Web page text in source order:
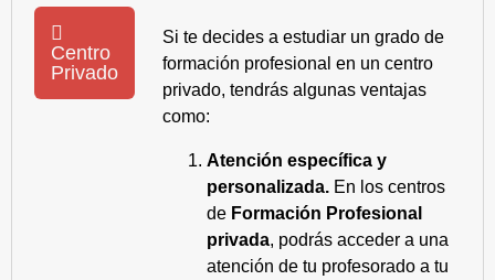
Centro
Privado
Si te decides a estudiar un grado de
formación profesional en un centro
privado, tendrás algunas ventajas
como:
Atención específica y
personalizada. En los centros
de Formación Profesional
privada, podrás acceder a una
atención de tu profesorado a tu